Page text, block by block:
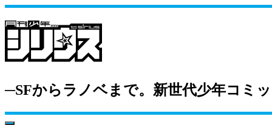
─SFからラノベまで。新世代少年コミ